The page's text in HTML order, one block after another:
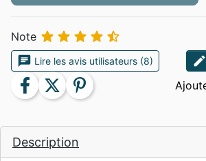
Description
Note     
chat Lire les avis utilisateurs (8) edit
facebook twitter pinterest